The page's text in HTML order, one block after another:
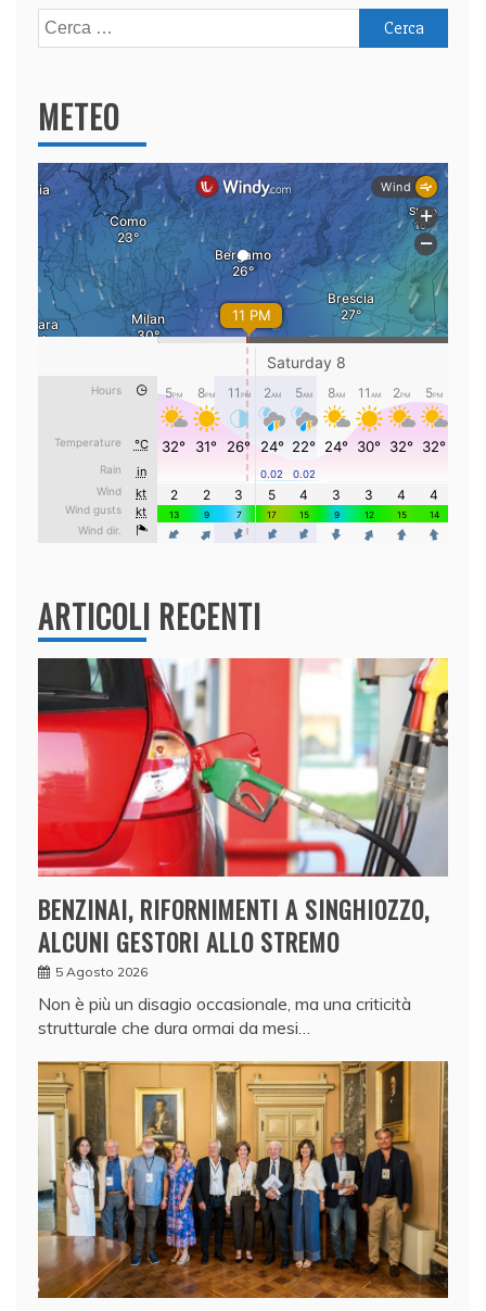
Ricerca
per:
METEO
ARTICOLI RECENTI
BENZINAI, RIFORNIMENTI A SINGHIOZZO,
ALCUNI GESTORI ALLO STREMO
5 Agosto 2026
Non è più un disagio occasionale, ma una criticità
strutturale che dura ormai da mesi…